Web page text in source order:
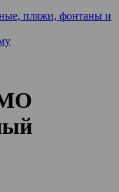
пляжи, фонтаны и